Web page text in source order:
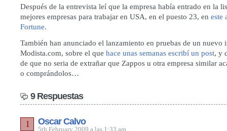
Después de la entrevista leí que la empresa había entrado en la
mejores empresas para trabajar en USA, en el puesto 23, en este
Fortune.
También han anunciado el lanzamiento en pruebas de un nuevo
Modista.com, sobre el que hace unas semanas escribí un post, y
de que no seria de extrañar que Zappos u otra empresa similar
o comprándolos…
9 Respuestas
Oscar Calvo
5th February 2009 a las 1:33 am
1